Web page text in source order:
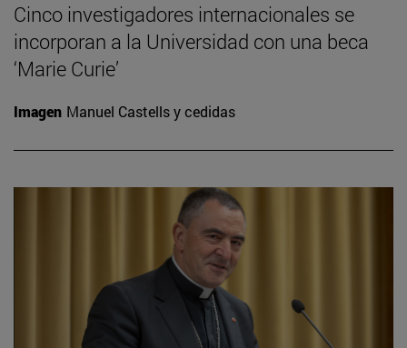
Cinco investigadores internacionales se
incorporan a la Universidad con una beca
‘Marie Curie’
Imagen Manuel Castells y cedidas